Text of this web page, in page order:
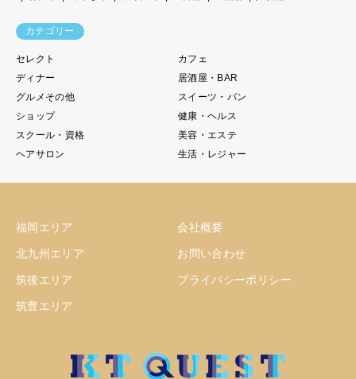
カテゴリー
セレクト
カフェ
ディナー
居酒屋・BAR
グルメその他
スイーツ・パン
ショップ
健康・ヘルス
スクール・資格
美容・エステ
ヘアサロン
生活・レジャー
福岡エリア
北九州エリア
筑後エリア
筑豊エリア
会社概要
お問い合わせ
プライバシーポリシー